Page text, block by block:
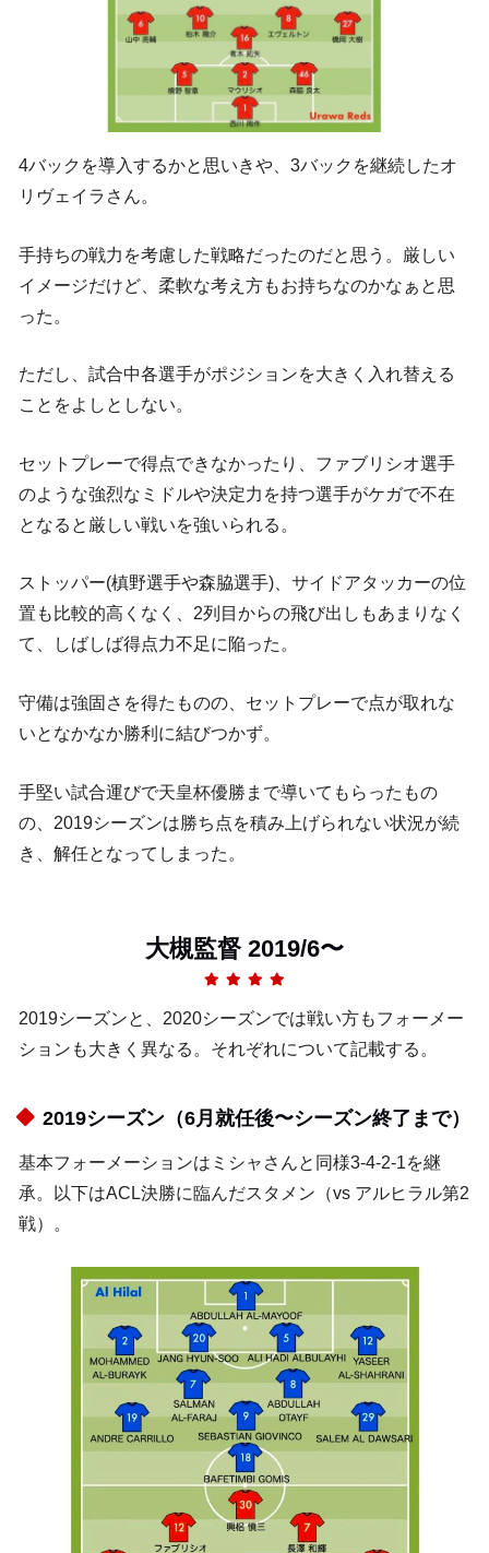
4バックを導入するかと思いきや、3バックを継続したオ
リヴェイラさん。
手持ちの戦力を考慮した戦略だったのだと思う。厳しい
イメージだけど、柔軟な考え方もお持ちなのかなぁと思
った。
ただし、試合中各選手がポジションを大きく入れ替える
ことをよしとしない。
セットプレーで得点できなかったり、ファブリシオ選手
のような強烈なミドルや決定力を持つ選手がケガで不在
となると厳しい戦いを強いられる。
ストッパー(槙野選手や森脇選手)、サイドアタッカーの位
置も比較的高くなく、2列目からの飛び出しもあまりなく
て、しばしば得点力不足に陥った。
守備は強固さを得たものの、セットプレーで点が取れな
いとなかなか勝利に結びつかず。
手堅い試合運びで天皇杯優勝まで導いてもらったもの
の、2019シーズンは勝ち点を積み上げられない状況が続
き、解任となってしまった。
大槻監督 2019/6〜
2019シーズンと、2020シーズンでは戦い方もフォーメー
ションも大きく異なる。それぞれについて記載する。
2019シーズン（6月就任後〜シーズン終了まで）
基本フォーメーションはミシャさんと同様3-4-2-1を継
承。以下はACL決勝に臨んだスタメン（vs アルヒラル第2
戦）。